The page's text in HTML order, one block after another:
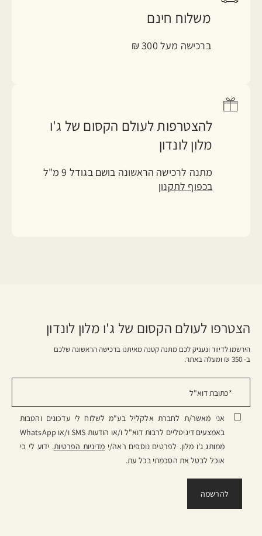
משלוח חינם
ברכישה מעל 300 ₪
להצטרפות לעולם הקסום של ג'ו
מלון לונדון
מתנה לרכישה הראשונה בושם בגודל 9 מ"ל
בכפוף לתקנון
הצטרפו לעולם הקסום של ג'ו מלון לונדון
הירשמו לדיוור ונעניק לכם מתנה קטנה מאיתנו ברכישה הראשונה שלכם
ב- 350 ₪ ומעלה באתר.
אני מאשר/ת לחברת אלקליל בע"מ לשלוח לי עדכונים והטבות
באמצעים דיגיטליים לרבות דוא"ל ו/או הודעות SMS ו/או WhatsApp
ממותג ג'ו מלון. לפרטים נוספים ראה/י מדיניות הפרטיות. ידוע לי כי
אוכל לבטל את הסכמתי בכל עת.